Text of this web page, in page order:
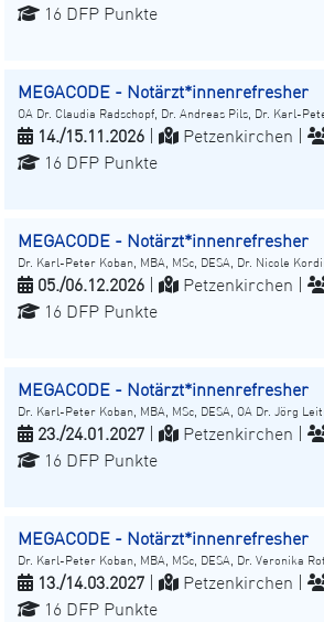
16 DFP Punkte
MEGACODE - Notärzt*innenrefresher
OA Dr. Claudia Radschopf, Dr. Andreas Pils, Dr. Karl-
14./15.11.2026 Petzenkirchen |
16 DFP Punkte
MEGACODE - Notärzt*innenrefresher
Dr. Karl-Peter Koban, MBA, MSc, DESA, Dr. Nicole
05./06.12.2026 Petzenkirchen |
16 DFP Punkte
MEGACODE - Notärzt*innenrefresher
Dr. Karl-Peter Koban, MBA, MSc, DESA, OA Dr. Jörg
23./24.01.2027 Petzenkirchen |
16 DFP Punkte
MEGACODE - Notärzt*innenrefresher
Dr. Karl-Peter Koban, MBA, MSc, DESA, Dr. Veronika
13./14.03.2027 Petzenkirchen |
16 DFP Punkte